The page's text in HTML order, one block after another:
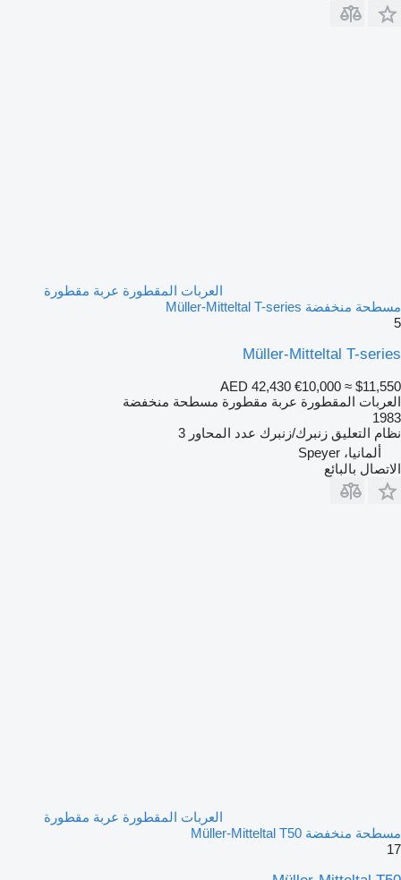
العربات المقطورة عربة مقطورة
مسطحة منخفضة Müller-Mitteltal T-series
5
Müller-Mitteltal T-series
AED 42,430 €10,000 ≈ $11,550
العربات المقطورة عربة مقطورة مسطحة منخفضة
1983
نظام التعليق زنبرك/زنبرك عدد المحاور 3
ألمانيا، Speyer
الاتصال بالبائع
العربات المقطورة عربة مقطورة
مسطحة منخفضة Müller-Mitteltal T50
17